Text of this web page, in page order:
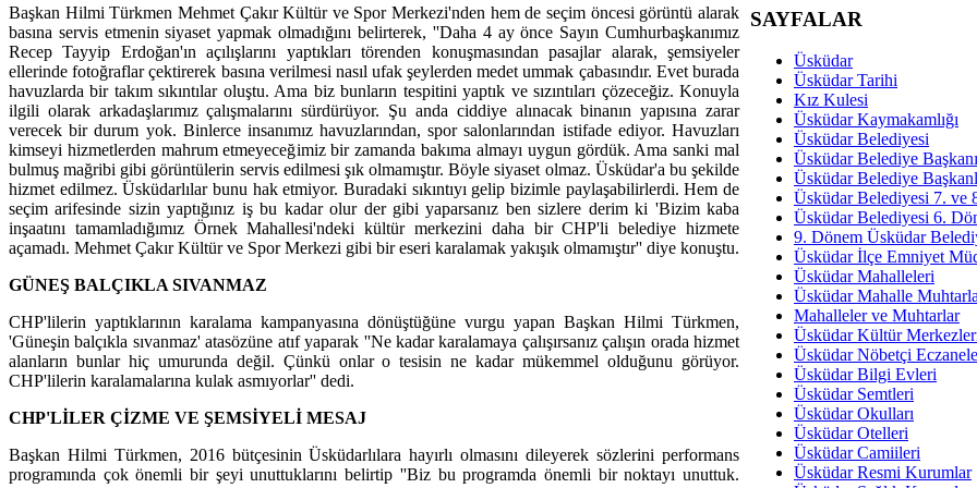
Başkan Hilmi Türkmen Mehmet Çakır Kültür ve Spor Merkezi'nden hem de seçim öncesi görüntü alarak
basına servis etmenin siyaset yapmak olmadığını belirterek, ''Daha 4 ay önce Sayın Cumhurbaşkanımız
Recep Tayyip Erdoğan'ın açılışlarını yaptıkları törenden konuşmasından pasajlar alarak, şemsiyeler
ellerinde fotoğraflar çektirerek basına verilmesi nasıl ufak şeylerden medet ummak çabasındır. Evet burada
havuzlarda bir takım sıkıntılar oluştu. Ama biz bunların tespitini yaptık ve sızıntıları çözeceğiz. Konuyla
ilgili olarak arkadaşlarımız çalışmalarını sürdürüyor. Şu anda ciddiye alınacak binanın yapısına zarar
verecek bir durum yok. Binlerce insanımız havuzlarından, spor salonlarından istifade ediyor. Havuzları
kimseyi hizmetlerden mahrum etmeyeceğimiz bir zamanda bakıma almayı uygun gördük. Ama sanki mal
bulmuş mağribi gibi görüntülerin servis edilmesi şık olmamıştır. Böyle siyaset olmaz. Üsküdar'a bu şekilde
hizmet edilmez. Üsküdarlılar bunu hak etmiyor. Buradaki sıkıntıyı gelip bizimle paylaşabilirlerdi. Hem de
seçim arifesinde sizin yaptığınız iş bu kadar olur der gibi yaparsanız ben sizlere derim ki 'Bizim kaba
inşaatını tamamladığımız Örnek Mahallesi'ndeki kültür merkezini daha bir CHP'li belediye hizmete
açamadı. Mehmet Çakır Kültür ve Spor Merkezi gibi bir eseri karalamak yakışık olmamıştır'' diye konuştu.
GÜNEŞ BALÇIKLA SIVANMAZ
CHP'lilerin yaptıklarının karalama kampanyasına dönüştüğüne vurgu yapan Başkan Hilmi Türkmen,
'Güneşin balçıkla sıvanmaz' atasözüne atıf yaparak ''Ne kadar karalamaya çalışırsanız çalışın orada hizmet
alanların bunlar hiç umurunda değil. Çünkü onlar o tesisin ne kadar mükemmel olduğunu görüyor.
CHP'lilerin karalamalarına kulak asmıyorlar'' dedi.
CHP'LİLER ÇİZME VE ŞEMSİYELİ MESAJ
Başkan Hilmi Türkmen, 2016 bütçesinin Üsküdarlılara hayırlı olmasını dileyerek sözlerini performans
programında çok önemli bir şeyi unuttuklarını belirtip ''Biz bu programda önemli bir noktayı unuttuk.
Dünya Fani, Ama
Hukukun
Av.
İmar Sorunlarının Genel
Arakan
Bayramın
Ruhsal
Üsküdar
SAYFALAR
Üsküdar
Üsküdar Tarihi
Kız Kulesi
Üsküdar Kaymakamlığı
Üsküdar Belediyesi
Üsküdar Belediye Başkanı
Üsküdar Belediye
Üsküdar Belediyesi 7. ve
Üsküdar Belediyesi 6.
9. Dönem Üsküdar
Üsküdar İlçe Emniyet
Üsküdar Mahalleleri
Üsküdar Mahalle
Mahalleler ve Muhtarlar
Üsküdar Kültür
Üsküdar Nöbetçi
Üsküdar Bilgi Evleri
Üsküdar Semtleri
Üsküdar Okulları
Üsküdar Otelleri
Üsküdar Camiileri
Üsküdar Resmi Kurumlar